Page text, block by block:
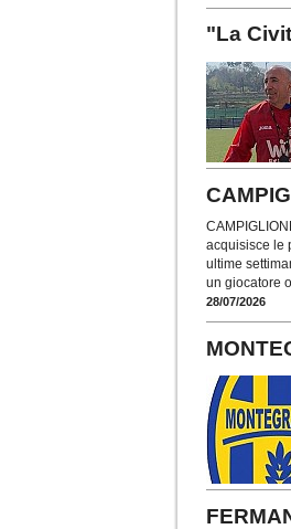
"La
acquisisce le
ultime
un giocatore
28/07/2026